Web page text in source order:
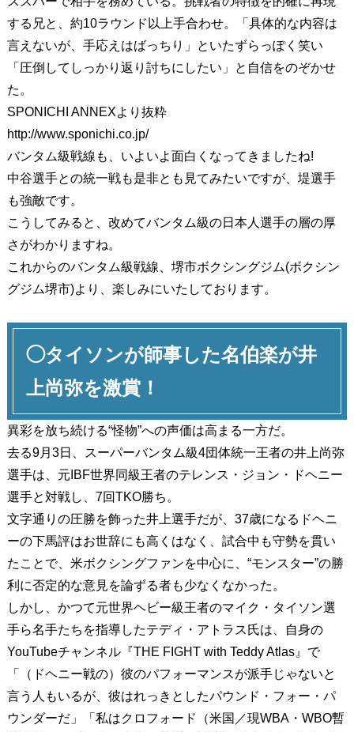
する兄と、約10ラウンド以上手合わせ。「具体的な内容は
言えないが、手応えはばっちり」といたずらっぽく笑い
「圧倒してしっかり返り討ちにしたい」と自信をのぞかせ
た。
SPONICHI ANNEXより抜粋
http://www.sponichi.co.jp/
バンタム級戦線も、いよいよ面白くなってきましたね!
中谷選手との統一戦も是非とも見てみたいですが、堤選手
も強敵です。
こうしてみると、改めてバンタム級の日本人選手の層の厚
さがわかりますね。
これからのバンタム級戦線、堺市ボクシングジム(ボクシン
グジム堺市)より、楽しみにいたしております。
◯タイソンが師事した名伯楽が井
上尚弥を激賞！
異彩を放ち続ける“怪物”への声価は高まる一方だ。
去る9月3日、スーパーバンタム級4団体統一王者の井上尚弥
選手は、元IBF世界同級王者のテレンス・ジョン・ドヘニー
選手と対戦し、7回TKO勝ち。
文字通りの圧勝を飾った井上選手だが、37歳になるドヘニ
ーの下馬評はお世辞にも高くはなく、試合中も守勢を貫い
たことで、米ボクシングファンを中心に、“モンスター”の勝
利に否定的な意見を論ずる者も少なくなかった。
しかし、かつて元世界ヘビー級王者のマイク・タイソン選
手ら名手たちを指導したテディ・アトラス氏は、自身の
YouTubeチャンネル『THE FIGHT with Teddy Atlas』で
「（ドヘニー戦の）彼のパフォーマンスが派手じゃないと
言う人もいるが、彼はれっきとしたパウンド・フォー・パ
ウンダーだ」「私はクロフォード（米国／現WBA・WBO暫